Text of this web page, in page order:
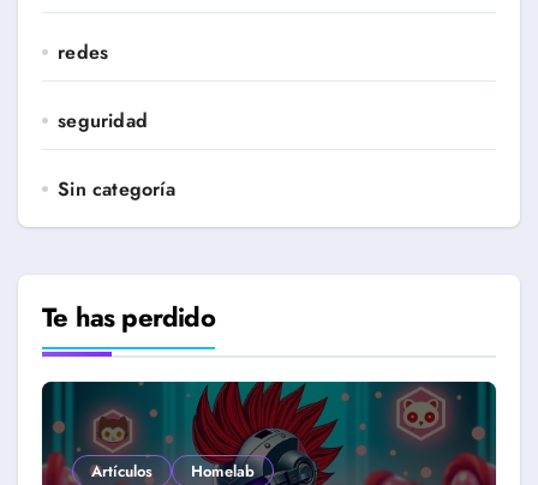
redes
seguridad
Sin categoría
Te has perdido
Artículos
Homelab